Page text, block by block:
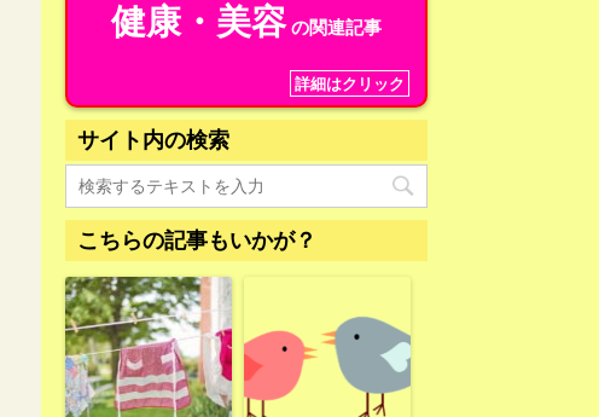
健康・美容の関連記事
詳細はクリック
サイト内の検索
こちらの記事もいかが？